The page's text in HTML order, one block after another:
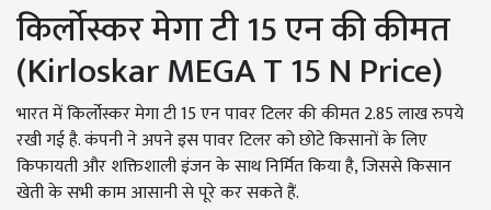
किर्लोस्कर मेगा टी 15 एन की कीमत
(Kirloskar MEGA T 15 N Price)
भारत में किर्लोस्कर मेगा टी 15 एन पावर टिलर की कीमत 2.85 लाख रुपये
रखी गई है. कंपनी ने अपने इस पावर टिलर को छोटे किसानों के लिए
किफायती और शक्तिशाली इंजन के साथ निर्मित किया है, जिससे किसान
खेती के सभी काम आसानी से पूरे कर सकते हैं.